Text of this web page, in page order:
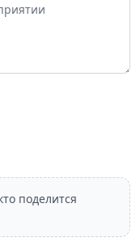
поделится